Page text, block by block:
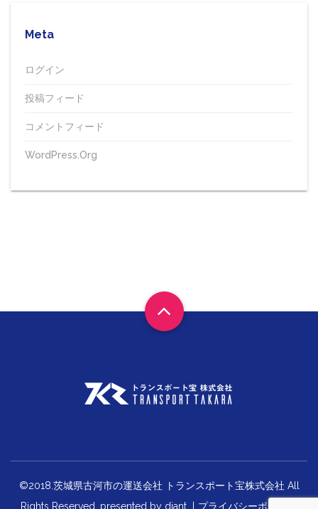
Meta
ログイン
投稿フィード
コメントフィード
WordPress.org
©2018.茨城県古河市の運送会社 トランスポート宝株式会社 All
Rights Reserved. presented by diant プライバシーポリシー